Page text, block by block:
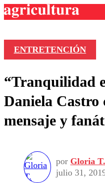
Frecuencias
Agricultura
Deportes
Colo Colo
Seleccion
Torneo
Economía
Opinión
ENTRETENCIÓN
“Tranquilidad
Daniela Castro
mensaje y
por Gloria T.
julio 31,